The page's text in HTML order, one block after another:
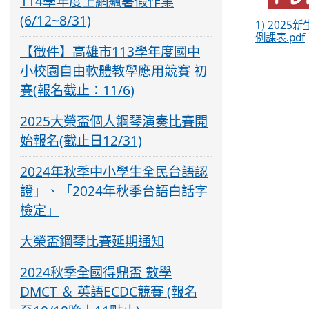
1) 2025新
例課表.pdf
(6/12~8/31)
【徵件】高雄市113學年度國中
小校園自由軟體教學應用競賽 初
賽(報名截止：11/6)
2025大榮盃個人鋼琴演奏比賽開
始報名(截止日12/31)
2024年秋季中小學生全民台語認
證」、「2024年秋季台語白話字
檢定」
大榮盃鋼琴比賽延期通知
2024秋季全國得鼎盃 數學
DMCT ＆ 英語ECDC競賽 (報名